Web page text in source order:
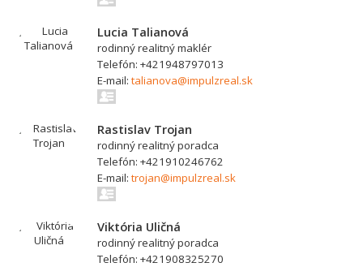
Lucia Talianová
rodinný realitný maklér
Telefón: +421948797013
E-mail: talianova@impulzreal.sk
Rastislav Trojan
rodinný realitný poradca
Telefón: +421910246762
E-mail: trojan@impulzreal.sk
Viktória Uličná
rodinný realitný poradca
Telefón: +421908325270